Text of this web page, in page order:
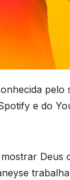
pelo
e do